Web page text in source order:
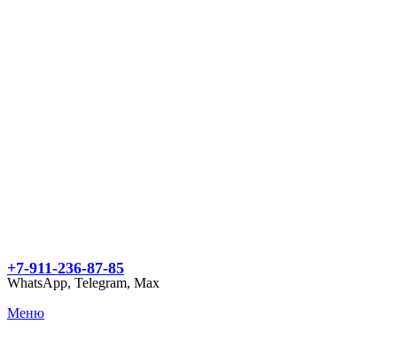
+7-911-236-87-85
WhatsApp, Telegram, Max
Меню